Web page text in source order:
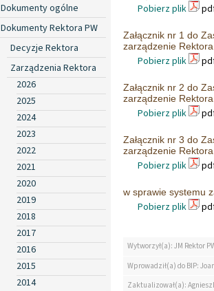
Dokumenty ogólne
Dokumenty Rektora PW
Decyzje Rektora
Zarządzenia Rektora
2026
2025
2024
2023
2022
2021
2020
2019
2018
2017
2016
2015
2014
Pobierz plik
Załącznik nr 1 do
zarządzenie
Pobierz plik
Załącznik nr 2 do
zarządzenie
Pobierz plik
Załącznik nr 3 do
zarządzenie
Pobierz plik
w sprawie systemu
Pobierz plik
Wytworzył(a): JM Rektor
Wprowadził(a) do BIP:
Zaktualizował(a):